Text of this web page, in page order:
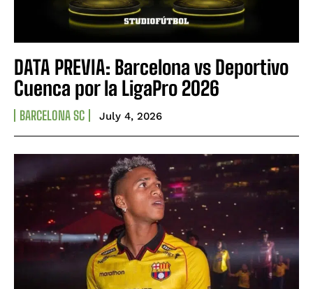
DATA PREVIA: Barcelona vs Deportivo
Cuenca por la LigaPro 2026
BARCELONA SC July 4, 2026